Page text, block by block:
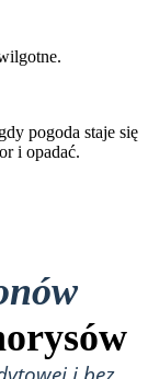
pogoda staje się
i opadać.